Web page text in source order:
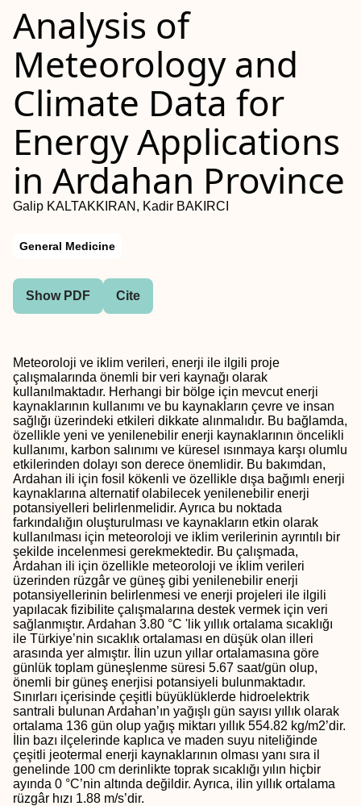
Analysis of
Meteorology and
Climate Data for
Energy Applications
in Ardahan Province
Galip KALTAKKIRAN, Kadir BAKIRCI
General Medicine
Show PDF Cite
Meteoroloji ve iklim verileri, enerji ile ilgili proje
çalışmalarında önemli bir veri kaynağı olarak
kullanılmaktadır. Herhangi bir bölge için mevcut enerji
kaynaklarının kullanımı ve bu kaynakların çevre ve insan
sağlığı üzerindeki etkileri dikkate alınmalıdır. Bu bağlamda,
özellikle yeni ve yenilenebilir enerji kaynaklarının öncelikli
kullanımı, karbon salınımı ve küresel ısınmaya karşı olumlu
etkilerinden dolayı son derece önemlidir. Bu bakımdan,
Ardahan ili için fosil kökenli ve özellikle dışa bağımlı enerji
kaynaklarına alternatif olabilecek yenilenebilir enerji
potansiyelleri belirlenmelidir. Ayrıca bu noktada
farkındalığın oluşturulması ve kaynakların etkin olarak
kullanılması için meteoroloji ve iklim verilerinin ayrıntılı bir
şekilde incelenmesi gerekmektedir. Bu çalışmada,
Ardahan ili için özellikle meteoroloji ve iklim verileri
üzerinden rüzgâr ve güneş gibi yenilenebilir enerji
potansiyellerinin belirlenmesi ve enerji projeleri ile ilgili
yapılacak fizibilite çalışmalarına destek vermek için veri
sağlanmıştır. Ardahan 3.80 °C 'lik yıllık ortalama sıcaklığı
ile Türkiye’nin sıcaklık ortalaması en düşük olan illeri
arasında yer almıştır. İlin uzun yıllar ortalamasına göre
günlük toplam güneşlenme süresi 5.67 saat/gün olup,
önemli bir güneş enerjisi potansiyeli bulunmaktadır.
Sınırları içerisinde çeşitli büyüklüklerde hidroelektrik
santrali bulunan Ardahan’ın yağışlı gün sayısı yıllık olarak
ortalama 136 gün olup yağış miktarı yıllık 554.82 kg/m2’dir.
İlin bazı ilçelerinde kaplıca ve maden suyu niteliğinde
çeşitli jeotermal enerji kaynaklarının olması yanı sıra il
genelinde 100 cm derinlikte toprak sıcaklığı yılın hiçbir
ayında 0 °C’nin altında değildir. Ayrıca, ilin yıllık ortalama
rüzgâr hızı 1.88 m/s’dir.